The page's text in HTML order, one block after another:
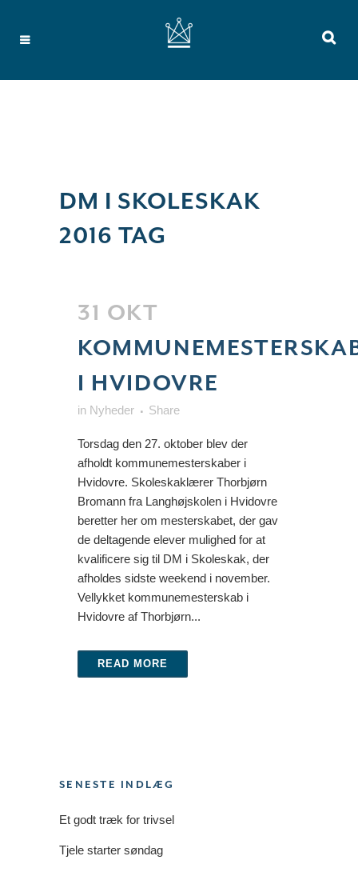
DM I SKOLESKAK
2016 TAG
31 OKT
I HVIDOVRE
in Nyheder Share
Torsdag den 27. oktober blev der
afholdt kommunemesterskaber i
Hvidovre. Skoleskaklærer Thorbjørn
Bromann fra Langhøjskolen i Hvidovre
beretter her om mesterskabet, der gav
de deltagende elever mulighed for at
kvalificere sig til DM i Skoleskak, der
afholdes sidste weekend i november.
Vellykket kommunemesterskab i
Hvidovre af Thorbjørn...
READ MORE
SENESTE INDLÆG
Et godt træk for trivsel
Tjele starter søndag